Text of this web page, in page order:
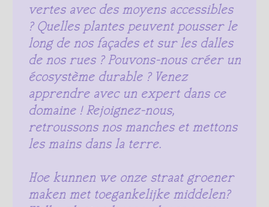
vertes avec des moyens accessibles
? Quelles plantes peuvent pousser le
long de nos façades et sur les dalles
de nos rues ? Pouvons-nous créer un
écosystème durable ? Venez
apprendre avec un expert dans ce
domaine ! Rejoignez-nous,
retroussons nos manches et mettons
les mains dans la terre.
Hoe kunnen we onze straat groener
maken met toegankelijke middelen?